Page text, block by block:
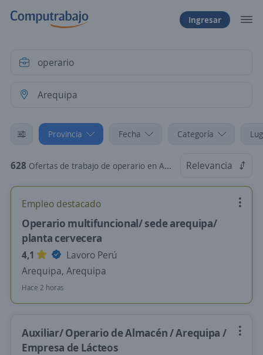
Ingresar
Provincia Fecha Categoría
628 Ofertas de trabajo de operario en Arequipa Relevancia
Empleo destacado
Operario multifuncional/ sede arequipa/
planta cervecera
4,1
Lavoro Perú
Arequipa, Arequipa
Hace 2 horas
Auxiliar/ Operario de Almacén / Arequipa /
Empresa de Lácteos